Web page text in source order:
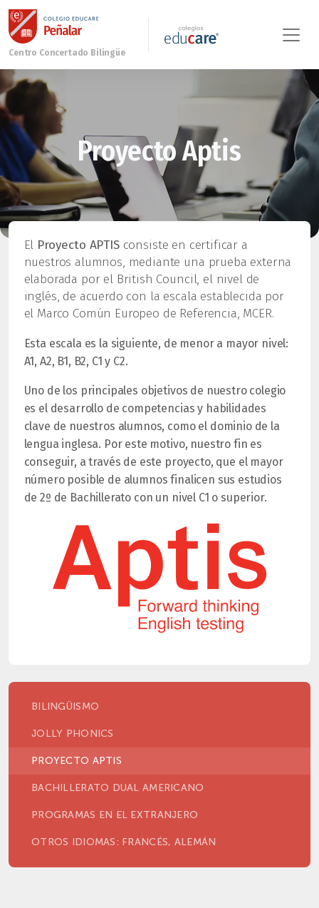
Proyecto Aptis
El Proyecto APTISconsiste en certificar a
nuestros alumnos, mediante una prueba externa
elaborada por el British Council, el nivel de
inglés, de acuerdo con la escala establecida por
el Marco Común Europeo de Referencia, MCER.
Esta escala es la siguiente, de menor a mayor nivel:
A1, A2, B1, B2, C1 y C2.
Uno de los principales objetivos de nuestro colegio
es el desarrollo de competencias y habilidades
clave de nuestros alumnos, como el dominio de la
lengua inglesa. Por este motivo, nuestro fin es
conseguir, a través de este proyecto, que el mayor
número posible de alumnos finalicen sus estudios
de 2º de Bachillerato con un nivel C1 o superior.
BILINGÜISMO
JOLLY PHONICS
PROYECTO APTIS
BACHILLERATO DUAL AMERICANO
PROGRAMAS EN EL EXTRANJERO
OTROS IDIOMAS: FRANCÉS, ALEMÁN